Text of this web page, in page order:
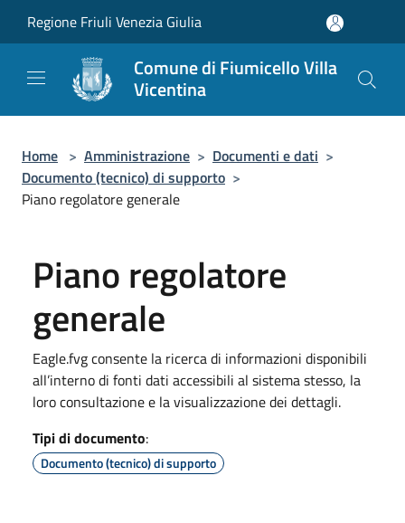
Regione Friuli Venezia Giulia
Comune di Fiumicello Villa
Vicentina
Home > Amministrazione > Documenti e dati >
Documento (tecnico) di supporto >
Piano regolatore generale
Piano regolatore
generale
Eagle.fvg consente la ricerca di informazioni disponibili
all’interno di fonti dati accessibili al sistema stesso, la
loro consultazione e la visualizzazione dei dettagli.
Tipi di documento:
Documento (tecnico) di supporto